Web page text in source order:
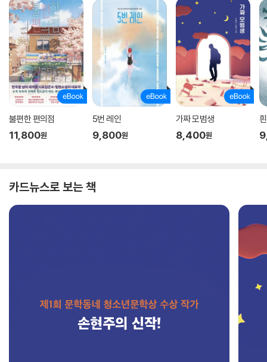
불편한 편의점
11,800원
5번 레인
9,800원
가짜 모범생
8,400원
카드뉴스로 보는 책